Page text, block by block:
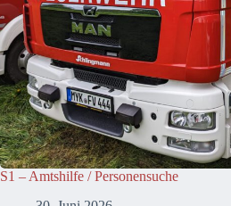
S1 – Amtshilfe / Personensuche